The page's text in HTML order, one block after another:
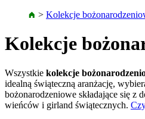
> Kolekcje
Kolekcje
Wszystkie kolekcje
idealną świąteczną aranżację,
bożonarodzeniowe składające się z
wieńców i girland świątecznych.